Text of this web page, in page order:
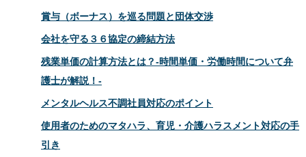
賞与（ボーナス）を巡る問題と団体交渉
会社を守る３６協定の締結方法
残業単価の計算方法とは？-時間単価・労働時間について弁
護士が解説！-
メンタルヘルス不調社員対応のポイント
使用者のためのマタハラ、育児・介護ハラスメント対応の手
引き